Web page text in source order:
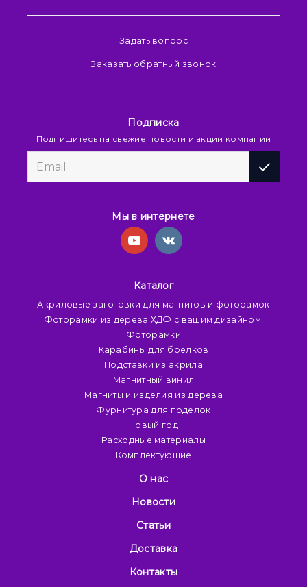
Задать вопрос
Заказать обратный звонок
Подписка
Подпишитесь на свежие новости и акции компании
Мы в интернете
Каталог
Акриловые заготовки для магнитов и фоторамок
Фоторамки из дерева ХДФ с вашим дизайном!
Фоторамки
Карабины для брелков
Подставки из акрила
Магнитный винил
Магниты и изделия из дерева
Фурнитура для поделок
Новый год
Расходные материалы
Комплектующие
О нас
Новости
Статьи
Доставка
Контакты